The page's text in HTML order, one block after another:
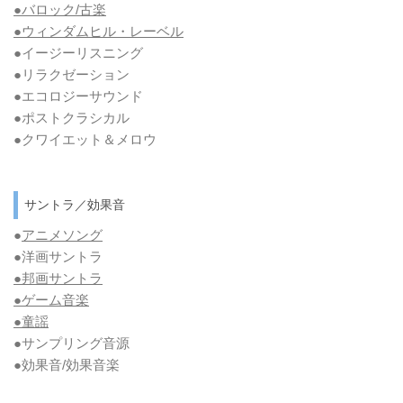
●バロック/古楽
●ウィンダムヒル・レーベル
●イージーリスニング
●リラクゼーション
●エコロジーサウンド
●ポストクラシカル
●クワイエット＆メロウ
サントラ／効果音
●アニメソング
●洋画サントラ
●邦画サントラ
●ゲーム音楽
●童謡
●サンプリング音源
●効果音/効果音楽